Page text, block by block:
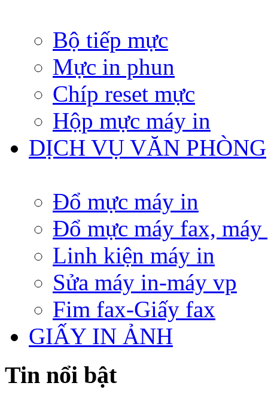
Bộ tiếp mực
Mực in phun
Chíp reset mực
Hộp mực máy in
DỊCH VỤ VĂN PHÒNG
Đổ mực máy in
Đổ mực máy fax, máy
Linh kiện máy in
Sửa máy in-máy vp
Fim fax-Giấy fax
GIẤY IN ẢNH
Tin nổi bật